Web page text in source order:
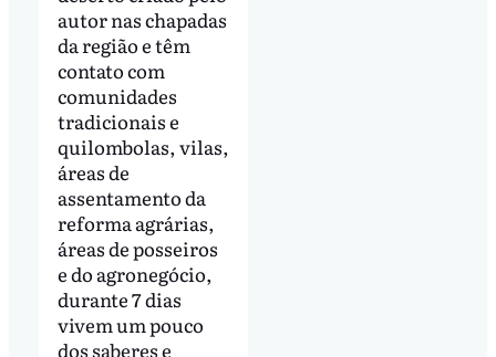
autor nas chapadas
da região e têm
contato com
comunidades
tradicionais e
quilombolas, vilas,
áreas de
assentamento da
reforma agrárias,
áreas de posseiros
e do agronegócio,
durante 7 dias
vivem um pouco
dos saberes e